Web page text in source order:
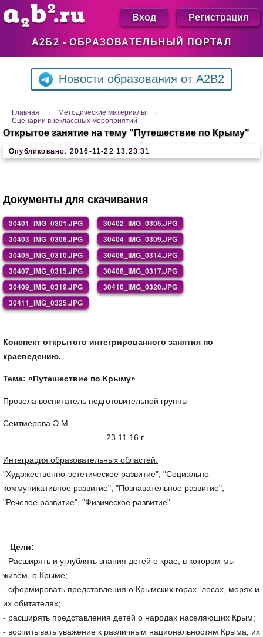
А2Б2 - ОБРАЗОВАТЕЛЬНЫЙ ПОРТАЛ
Вход Регистрация
Новости образования от A2B2
Главная → Методические материалы
→
Сценарии внеклассных мероприятий
Открытое занятие на тему "Путешествие по Крыму"
Опубликовано: 2016-11-22 13:23:31
Документы для скачивания
30401_IMG_0301.JPG
30402_IMG_0305.JPG
30403_IMG_0306.JPG
30404_IMG_0309.JPG
30405_IMG_0310.JPG
30406_IMG_0314.JPG
30407_IMG_0315.JPG
30408_IMG_0317.JPG
30409_IMG_0319.JPG
30410_IMG_0320.JPG
30411_IMG_0325.JPG
Конспект открытого интегрированного занятия по
краеведению.
Тема: «Путешествие по Крыму»
Провела воспитатель подготовительной группы
Сеитмерова Э.М.
23.11.16 г
Интеграция образовательных областей:
"Художественно-эстетическое развитие", "Социально-
коммуникативное развитие", "Познавательное развитие",
"Речевое развитие", "Физическое развитие".
Цели:
- Расширять и углублять знания детей о крае, в котором мы
живём, о Крыме;
- сформировать представления о Крымских горах, лесах, морях и
их обитателях;
- расширять представления детей о народах населяющих Крым;
- воспитывать уважение к различным национальностям Крыма, их